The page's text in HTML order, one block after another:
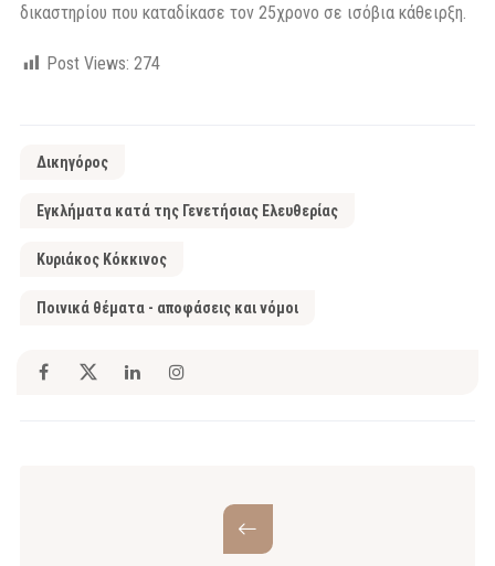
δικαστηρίου που καταδίκασε τον 25χρονο σε ισόβια κάθειρξη.
Post Views: 274
Δικηγόρος
Εγκλήματα κατά της Γενετήσιας Ελευθερίας
Κυριάκος Κόκκινος
Ποινικά θέματα - αποφάσεις και νόμοι